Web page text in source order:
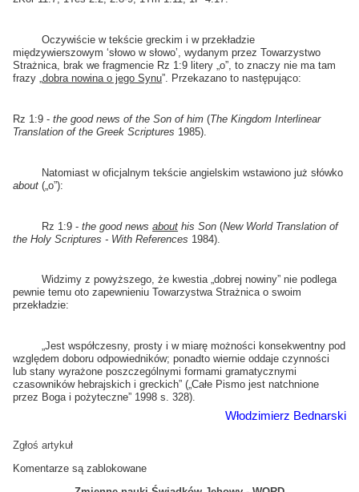
Oczywiście w tekście greckim i w przekładzie
międzywierszowym ‘słowo w słowo’, wydanym przez Towarzystwo
Strażnica, brak we fragmencie Rz 1:9 litery „o”, to znaczy nie ma tam
frazy „dobra nowina o jego Synu”. Przekazano to następująco:
Rz 1:9 -the good news of the Son of him (The Kingdom Interlinear
Translation of the Greek Scriptures 1985).
Natomiast w oficjalnym tekście angielskim wstawiono już słówko
about („o”):
Rz 1:9 -the good newsabout his Son (New World Translation of
the Holy Scriptures - With References 1984).
Widzimy z powyższego, że kwestia „dobrej nowiny” nie podlega
pewnie temu oto zapewnieniu Towarzystwa Strażnica o swoim
przekładzie:
„Jest współczesny, prosty i w miarę możności konsekwentny pod
względem doboru odpowiedników; ponadto wiernie oddaje czynności
lub stany wyrażone poszczególnymi formami gramatycznymi
czasowników hebrajskich i greckich” („Całe Pismo jest natchnione
przez Boga i pożyteczne” 1998 s. 328).
Włodzimierz Bednarski
Zgłoś artykuł
Komentarze są zablokowane